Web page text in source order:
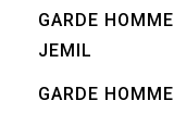
GARDE
JEMIL
GARDE